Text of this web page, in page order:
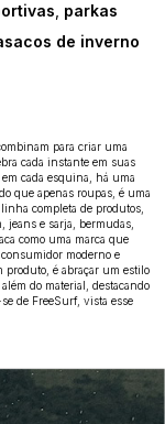
parkas
de inverno
para criar uma
cada instante em suas
cada esquina, há uma
que apenas roupas, é uma
completa de produtos,
jeans e sarja, bermudas,
como uma marca que
moderno e
produto, é abraçar um estilo
do material, destacando
de FreeSurf, vista esse